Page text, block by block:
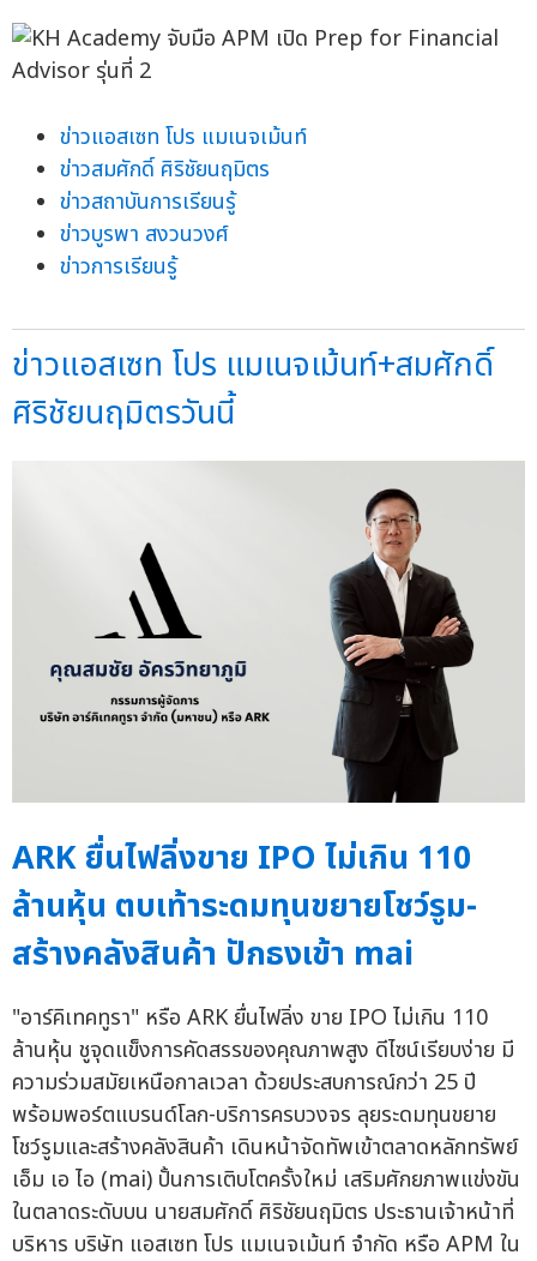
ข่าวแอสเซท โปร แมเนจเม้นท์
ข่าวสมศักดิ์ ศิริชัยนฤมิตร
ข่าวสถาบันการเรียนรู้
ข่าวบูรพา สงวนวงศ์
ข่าวการเรียนรู้
ข่าวแอสเซท โปร แมเนจเม้นท์+สมศักดิ์
ศิริชัยนฤมิตรวันนี้
ARK ยื่นไฟลิ่งขาย IPO ไม่เกิน 110
ล้านหุ้น ตบเท้าระดมทุนขยายโชว์รูม-
สร้างคลังสินค้า ปักธงเข้า mai
"อาร์คิเทคทูรา" หรือ ARK ยื่นไฟลิ่ง ขาย IPO ไม่เกิน 110
ล้านหุ้น ชูจุดแข็งการคัดสรรของคุณภาพสูง ดีไซน์เรียบง่าย มี
ความร่วมสมัยเหนือกาลเวลา ด้วยประสบการณ์กว่า 25 ปี
พร้อมพอร์ตแบรนด์โลก-บริการครบวงจร ลุยระดมทุนขยาย
โชว์รูมและสร้างคลังสินค้า เดินหน้าจัดทัพเข้าตลาดหลักทรัพย์
เอ็ม เอ ไอ (mai) ปั้นการเติบโตครั้งใหม่ เสริมศักยภาพแข่งขัน
ในตลาดระดับบน นายสมศักดิ์ ศิริชัยนฤมิตร ประธานเจ้าหน้าที่
บริหาร บริษัท แอสเซท โปร แมเนจเม้นท์ จำกัด หรือ APM ใน